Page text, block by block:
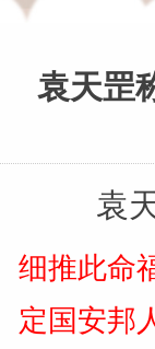
袁天罡
袁
细推此命
定国安邦